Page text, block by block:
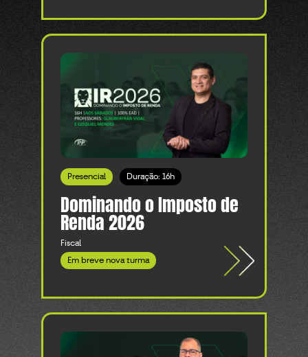
Presencial Duração: 16h
Dominando o Imposto de
Renda 2026
Fiscal
Em breve nova turma